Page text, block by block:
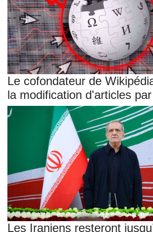
Le cofondateur de
la modification d'articles
Les Iraniens resteront